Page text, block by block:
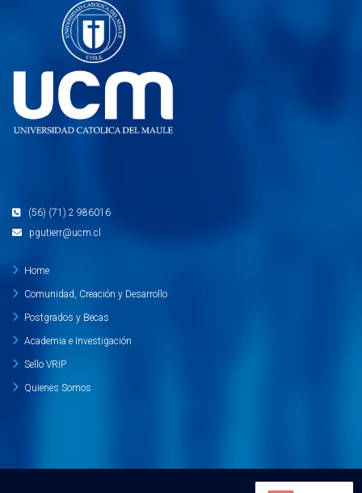
(56) (71) 2 986016
pgutierr@ucm.cl
Home
Comunidad, Creación y Desarrollo
Postgrados y Becas
Academia e Investigación
Sello VRIP
Quienes Somos